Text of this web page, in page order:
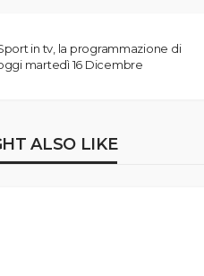
in tv, la programmazione di
martedì 16 Dicembre
ALSO LIKE